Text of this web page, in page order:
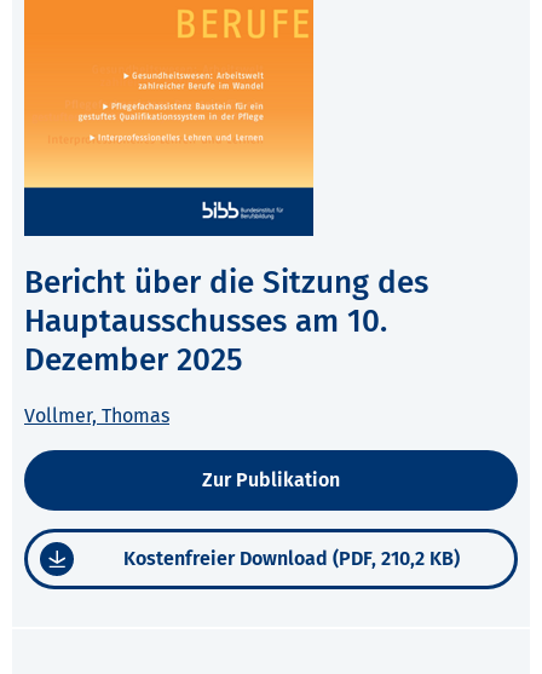
Bericht über die Sitzung des
Hauptausschusses am 10.
Dezember 2025
Vollmer, Thomas
Zur Publikation
Kostenfreier Download (PDF, 210,2 KB)